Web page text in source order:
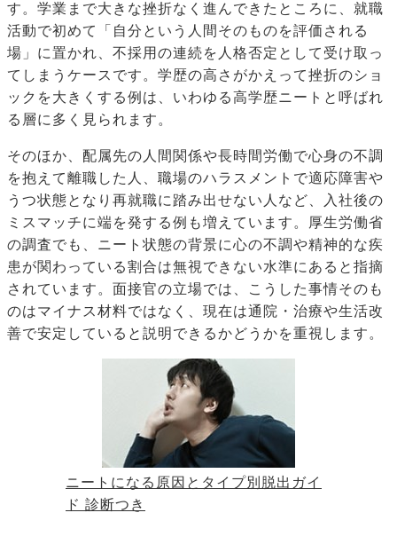
す。学業まで大きな挫折なく進んできたところに、就職
活動で初めて「自分という人間そのものを評価される
場」に置かれ、不採用の連続を人格否定として受け取っ
てしまうケースです。学歴の高さがかえって挫折のショ
ックを大きくする例は、いわゆる高学歴ニートと呼ばれ
る層に多く見られます。
そのほか、配属先の人間関係や長時間労働で心身の不調
を抱えて離職した人、職場のハラスメントで適応障害や
うつ状態となり再就職に踏み出せない人など、入社後の
ミスマッチに端を発する例も増えています。厚生労働省
の調査でも、ニート状態の背景に心の不調や精神的な疾
患が関わっている割合は無視できない水準にあると指摘
されています。面接官の立場では、こうした事情そのも
のはマイナス材料ではなく、現在は通院・治療や生活改
善で安定していると説明できるかどうかを重視します。
ニートになる原因とタイプ別脱出ガイ
ド 診断つき